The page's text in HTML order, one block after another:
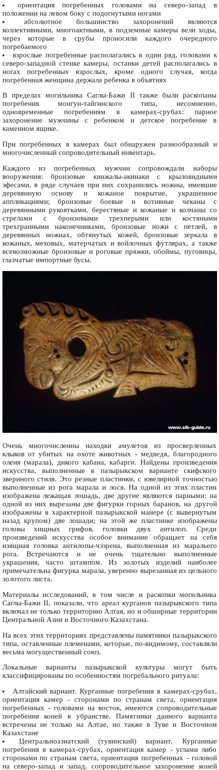
ориентация погребенных головами на северо-запад в
положении на левом боку с подогнутыми ногами
абсолютное большинство захоронений являются
коллективными, многоактными, в подземные камеры вели ходы,
через которые в срубы проносили каждого очередного
погребаемого
взрослые погребенные располагались в один ряд, головами к
северо-западной стенке камеры, останки детей располагались в
ногах погребенных взрослых, кроме одного случая, когда
погребенная женщина держала ребенка в объятиях
В пределах могильника Саглы-Бажи II также были раскопаны
погребения монгун-тайгинского типа, несомненно,
одновременные погребениям в камерах-срубах: парное
захоронение мужчины с ребенком и детское погребение в
каменном ящике.
При погребенных в камерах был обнаружен разнообразный и
многочисленный сопроводительный инвентарь.
Каждого из погребенных мужчин сопровождали наборы
вооружения: бронзовые кинжалы-акинаки с крыловидными
эфесами, в ряде случаев при них сохранились ножны, имевшие
деревянную основу и кожаное покрытие, украшенное
аппликациями; бронзовые боевые и вотивные чеканы c
деревянными рукоятками, берестяные и кожаные и колчаны со
стрелами с бронзовыми трехперыми или костяными
трехгранными наконечниками, бронзовые ножи с петлей, в
деревянных ножнах, обтянутых кожей, бронзовые зеркала в
кожаных, меховых, матерчатых и войлочных футлярах, а также
всевозможные бронзовые и роговые пряжки, обоймы, пуговицы,
глазчатые импортные бусы.
Очень многочисленны находки амулетов из просверленных
клыков от убитых на охоте животных - медведя, благородного
оленя (марала), дикого кабана, кабарги. Найдены произведения
искусства, выполненные в пазырыкском варианте скифского
звериного стиля. Это резные пластинки, с ювелирной точностью
выполненные из рога марала и лося. На одной из этих пластин
изображена лежащая лошадь, две другие являются парными: на
одной из них вырезаны две фигурки горных баранов, на другой
изображены в характерной пазырыкской манере (с вывернутым
назад крупом) две лошади; на этой же пластинке изображены
головы хищных грифов, головки двух антилоп. Среди
произведений искусства особое внимание обращает на себя
изящная головка антилопы-чээрена, выполненная из маральего
рога. Встречаются и не очень тщательно выполненные
украшения, часто штампом. Из золотых изделий наиболее
примечательна фигурка марала, уверенно вырезанная из цельного
золотого листа.
Материалы исследований, в том числе и раскопки могильника
Саглы-Бажи II, показали, что ареал курганов пазырыкского типа
включал не только территорию Алтая, но и обширные территории
Центральной Азии и Восточного Казахстана.
На всех этих территориях представлены памятники пазырыкского
типа, оставленные племенами, которые, по-видимому, составляли
весьма могущественный союз.
Локальные варианты пазырыкской культуры могут быть
классифицированы по особенностям погребального ритуала:
Алтайский вариант. Курганные погребения в камерах-срубах,
ориентация камер - сторонами по странам света, ориентация
погребенных - головами на восток, имеются сопроводительные
погребения коней в убранстве. Памятники данного варианта
встречены не только на Алтае, но также в Туве и Восточном
Казахстане
Центральноазиатский (тувинский) вариант. Курганные
погребения в камерах-срубах, ориентация камер - углами либо
сторонами по странам света, ориентация погребенных - головой
на северо-запад и запад, сопроводительное захоронение коней